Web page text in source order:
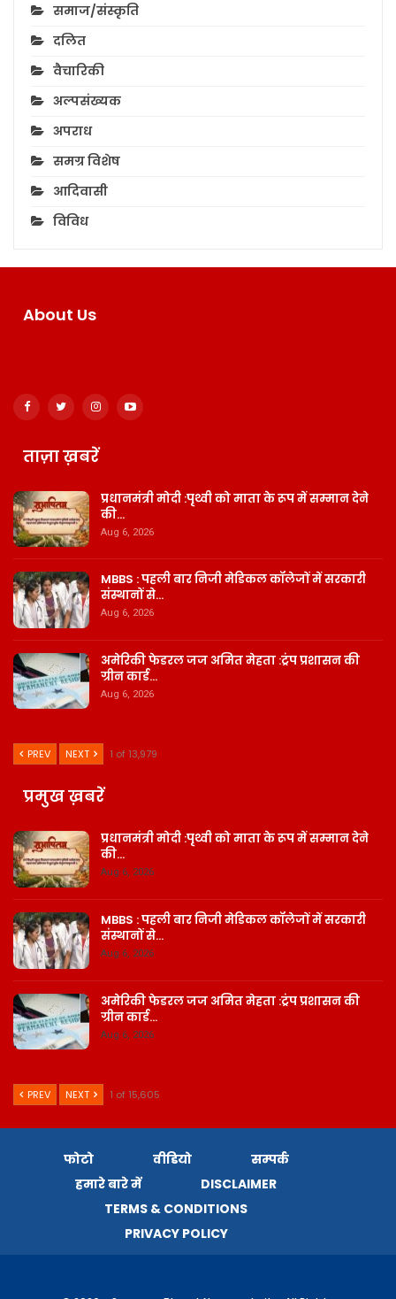
समाज/संस्कृति
दलित
वैचारिकी
अल्पसंख्यक
अपराध
समग्र विशेष
आदिवासी
विविध
About Us
ताज़ा ख़बरें
प्रधानमंत्री मोदी :पृथ्वी को माता के रूप में सम्मान देने
की…
Aug 6, 2026
MBBS : पहली बार निजी मेडिकल कॉलेजों में सरकारी
संस्थानों से…
Aug 6, 2026
अमेरिकी फेडरल जज अमित मेहता :ट्रंप प्रशासन की
ग्रीन कार्ड…
Aug 6, 2026
PREV NEXT 1 of 13,979
प्रमुख ख़बरें
प्रधानमंत्री मोदी :पृथ्वी को माता के रूप में सम्मान देने
की…
Aug 6, 2026
MBBS : पहली बार निजी मेडिकल कॉलेजों में सरकारी
संस्थानों से…
Aug 6, 2026
अमेरिकी फेडरल जज अमित मेहता :ट्रंप प्रशासन की
ग्रीन कार्ड…
Aug 6, 2026
PREV NEXT 1 of 15,605
फोटो वीडियो
सम्पर्क
हमारे बारे में
DISCLAIMER
TERMS & CONDITIONS
PRIVACY POLICY